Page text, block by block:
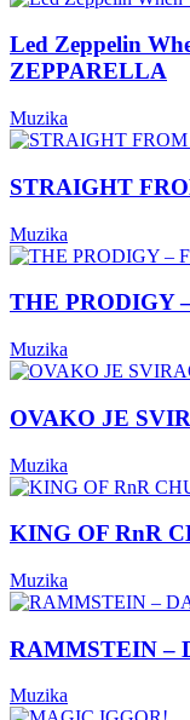
Led Zeppelin
ZEPPARELLA
Muzika
STRAIGHT
Muzika
THE PRODIGY
Muzika
OVAKO JE
Muzika
KING OF RnR
Muzika
RAMMSTEIN –
Muzika